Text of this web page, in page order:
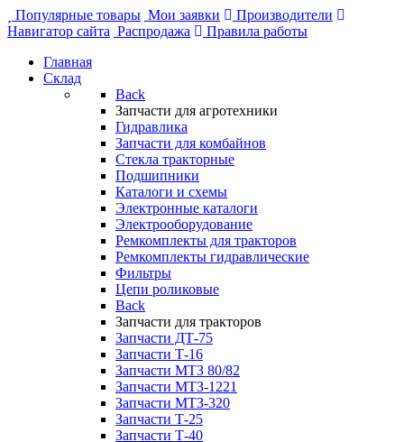
Популярные товары Мои заявки
Производители
Навигатор сайта Распродажа
Правила работы
Главная
Склад
Back
Запчасти для агротехники
Гидравлика
Запчасти для комбайнов
Стекла тракторные
Подшипники
Каталоги и схемы
Электронные каталоги
Электрооборудование
Ремкомплекты для тракторов
Ремкомплекты гидравлические
Фильтры
Цепи роликовые
Back
Запчасти для тракторов
Запчасти ДТ-75
Запчасти Т-16
Запчасти МТЗ 80/82
Запчасти МТЗ-1221
Запчасти МТЗ-320
Запчасти Т-25
Запчасти Т-40